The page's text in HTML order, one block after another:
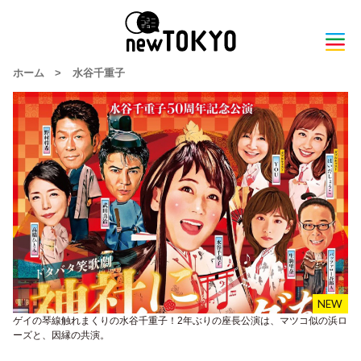
ホーム > 水谷千重子
ゲイの琴線触れまくりの水谷千重子！2年ぶりの座長公演は、マツコ似の浜ロ
ーズと、因縁の共演。